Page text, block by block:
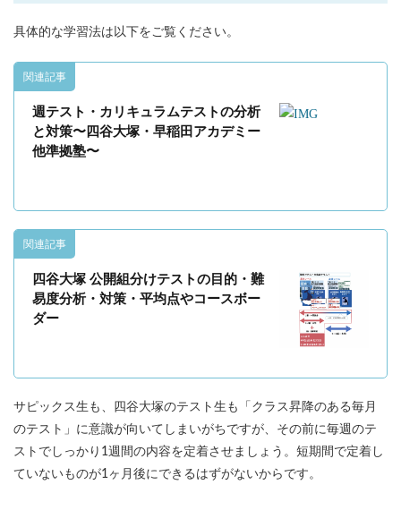
具体的な学習法は以下をご覧ください。
関連記事
週テスト・カリキュラムテストの分析
と対策〜四谷大塚・早稲田アカデミー
他準拠塾〜
関連記事
四谷大塚 公開組分けテストの目的・難
易度分析・対策・平均点やコースボー
ダー
サピックス生も、四谷大塚のテスト生も「クラス昇降のある毎月
のテスト」に意識が向いてしまいがちですが、その前に毎週のテ
ストでしっかり1週間の内容を定着させましょう。短期間で定着し
ていないものが1ヶ月後にできるはずがないからです。